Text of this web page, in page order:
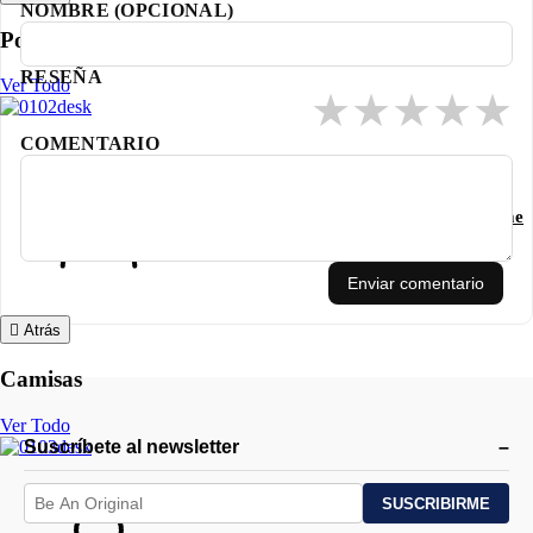
Polos
Ver Todo
Registrarme
Atrás
Camisas
Ver Todo
Hombres que buscan un polo elegante y funcional.
✔️ Looks sofisticados con un toque moderno.
✔️ Transitar sin esfuerzo entre el día y la noche.
NOMBRE (OPCIONAL)
RESEÑA
★
★
★
★
★
COMENTARIO
Enviar comentario
Suscríbete al newsletter